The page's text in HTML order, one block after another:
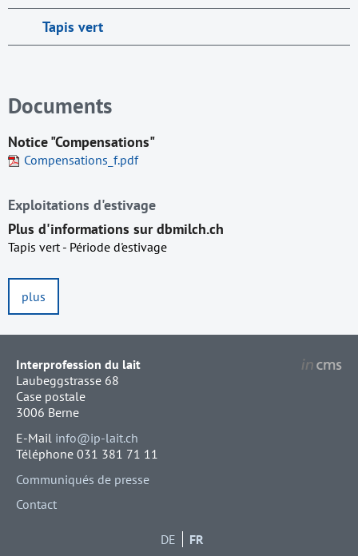
Tapis vert
Documents
Notice "Compensations"
Compensations_f.pdf
Exploitations d'estivage
Plus d'informations sur dbmilch.ch
Tapis vert - Période d'estivage
plus
Interprofession du lait
Laubeggstrasse 68
Case postale
3006 Berne
E-Mail info@ip-lait.ch
Téléphone 031 381 71 11
Communiqués de presse
Contact
DE FR